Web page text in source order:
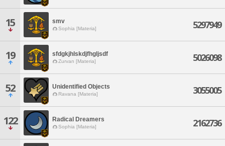
15 smv
Sophia [Materia] 5297949
19 sfdgkjhlskdjfhgljsdf
Zurvan [Materia] 5026098
52 Unidentified Objects
Ravana [Materia] 3055005
122 Radical Dreamers
Sophia [Materia] 2162736